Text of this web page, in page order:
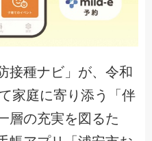
接種ナビ」が、令和
家庭に寄り添う「伴
層の充実を図るた